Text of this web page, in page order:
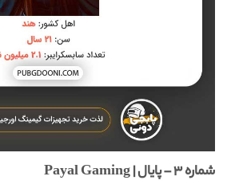
شماره ۳ – پایال | Payal Gaming